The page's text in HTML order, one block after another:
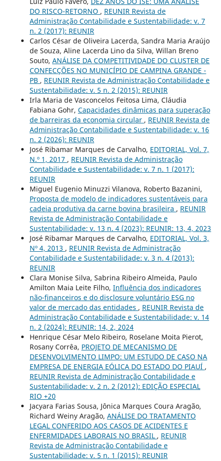
DO RISCO-RETORNO , REUNIR Revista de
Administração Contabilidade e Sustentabilidade: v. 7
n. 2 (2017): REUNIR
Carlos César de Oliveira Lacerda, Sandra Maria Araújo
de Souza, Aline Lacerda Lino da Silva, Willan Breno
Souto, ANÁLISE DA COMPETITIVIDADE DO CLUSTER DE
CONFECÇÕES NO MUNICÍPIO DE CAMPINA GRANDE -
PB , REUNIR Revista de Administração Contabilidade e
Sustentabilidade: v. 5 n. 2 (2015): REUNIR
Irla Maria de Vasconcelos Feitosa Lima, Cláudia
Fabiana Gohr, Capacidades dinâmicas para superação
de barreiras da economia circular , REUNIR Revista de
Administração Contabilidade e Sustentabilidade: v. 16
n. 2 (2026): REUNIR
José Ribamar Marques de Carvalho, EDITORIAL, Vol. 7,
N.º 1, 2017 , REUNIR Revista de Administração
Contabilidade e Sustentabilidade: v. 7 n. 1 (2017):
REUNIR
Miguel Eugenio Minuzzi Vilanova, Roberto Bazanini,
Proposta de modelo de indicadores sustentáveis para
cadeia produtiva da carne bovina brasileira , REUNIR
Revista de Administração Contabilidade e
Sustentabilidade: v. 13 n. 4 (2023): REUNIR: 13, 4, 2023
José Ribamar Marques de Carvalho, EDITORIAL, Vol. 3,
Nº 4, 2013 , REUNIR Revista de Administração
Contabilidade e Sustentabilidade: v. 3 n. 4 (2013):
REUNIR
Clara Monise Silva, Sabrina Ribeiro Almeida, Paulo
Amilton Maia Leite Filho, Influência dos indicadores
não-financeiros e do disclosure voluntário ESG no
valor de mercado das entidades , REUNIR Revista de
Administração Contabilidade e Sustentabilidade: v. 14
n. 2 (2024): REUNIR: 14, 2, 2024
Henrique César Melo Ribeiro, Roselane Moita Pierot,
Rosany Corrêa, PROJETO DE MECANISMO DE
DESENVOLVIMENTO LIMPO: UM ESTUDO DE CASO NA
EMPRESA DE ENERGIA EÓLICA DO ESTADO DO PIAUÍ ,
REUNIR Revista de Administração Contabilidade e
Sustentabilidade: v. 2 n. 2 (2012): EDIÇÃO ESPECIAL
RIO +20
Jacyara Farias Sousa, Jônica Marques Coura Aragão,
Richard Weiny Aragão, ANÁLISE DO TRATAMENTO
LEGAL CONFERIDO AOS CASOS DE ACIDENTES E
ENFERMIDADES LABORAIS NO BRASIL , REUNIR
Revista de Administração Contabilidade e
Sustentabilidade: v. 5 n. 1 (2015): REUNIR